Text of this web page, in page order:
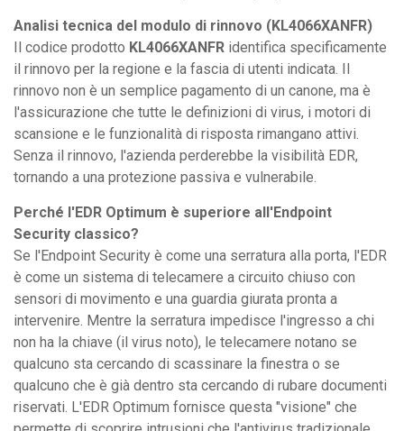
Analisi tecnica del modulo di rinnovo (KL4066XANFR)
Il codice prodotto KL4066XANFR identifica specificamente
il rinnovo per la regione e la fascia di utenti indicata. Il
rinnovo non è un semplice pagamento di un canone, ma è
l'assicurazione che tutte le definizioni di virus, i motori di
scansione e le funzionalità di risposta rimangano attivi.
Senza il rinnovo, l'azienda perderebbe la visibilità EDR,
tornando a una protezione passiva e vulnerabile.
Perché l'EDR Optimum è superiore all'Endpoint
Security classico?
Se l'Endpoint Security è come una serratura alla porta, l'EDR
è come un sistema di telecamere a circuito chiuso con
sensori di movimento e una guardia giurata pronta a
intervenire. Mentre la serratura impedisce l'ingresso a chi
non ha la chiave (il virus noto), le telecamere notano se
qualcuno sta cercando di scassinare la finestra o se
qualcuno che è già dentro sta cercando di rubare documenti
riservati. L'EDR Optimum fornisce questa "visione" che